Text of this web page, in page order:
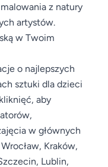
z natury
artystów.
w Twoim
o najlepszych
sztuki dla dzieci
aby
w głównych
Kraków,
Lublin,